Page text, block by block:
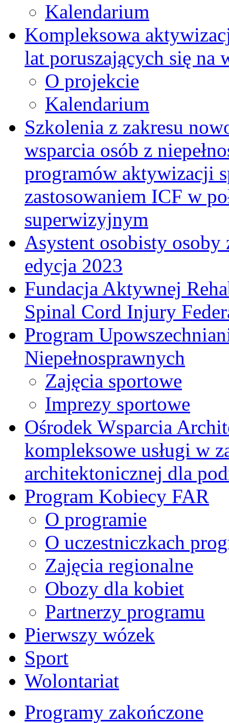
Kalendarium
Kompleksowa
lat poruszających się
O projekcie
Kalendarium
Szkolenia z zakresu
wsparcia osób z
programów aktywizacji
zastosowaniem ICF w
superwizyjnym
Asystent osobisty osoby
edycja 2023
Fundacja Aktywnej
Spinal Cord Injury
Program
Niepełnosprawnych
Zajęcia sportowe
Imprezy sportowe
Ośrodek Wsparcia
kompleksowe usługi w
architektonicznej dla
Program Kobiecy FAR
O programie
O uczestniczkach
Zajęcia regionalne
Obozy dla kobiet
Partnerzy programu
Pierwszy wózek
Sport
Wolontariat
Programy zakończone